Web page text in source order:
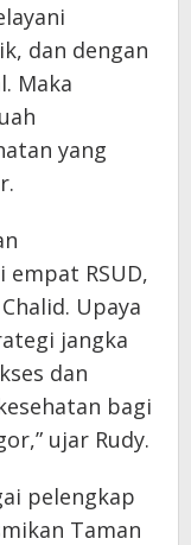
dan dengan
Maka
yang
RSUD,
Upaya
jangka
dan
bagi
ujar Rudy.
pelengkap
Taman